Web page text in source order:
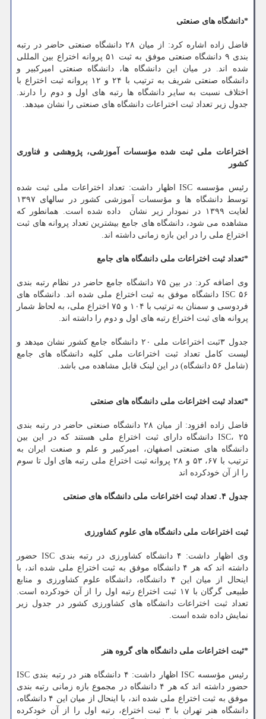
*دانشگاه های صنعتی
فاضل زاده اشاره کرد: از میان ۲۸ دانشگاه صنعتی حاضر در رتبه
بندی ۹ دانشگاه صنعتی موفق به ثبت ۵۱ پروانه اختراع بین المللی
شده اند. در میان این دانشگاه ها، دانشگاه صنعتی امیرکبیر و
دانشگاه صنعتی شریف به ترتیب با ۲۴ و ۱۲ پروانه ثبت اختراع با
اختلاف نسبت به سایر دانشگاه ها رتبه های اول و دوم را دارند.
جدول زیر تعداد ثبت اختراعات دانشگاه های صنعتی را نشان میدهد.
اختراعات ملی ثبت شده مؤسسات آموزشی، پژوهشی و فناوری
کشور
رئیس مؤسسه ISC اظهار داشت: تعداد اختراعات ملی ثبت شده
توسط دانشگاه ها و مؤسسات آموزشی کشور در سالهای ۱۳۹۷
لغایت ۱۳۹۹ در نمودار زیر نشان ‎ داده شده است. همانطور که
مشاهده می شود، دانشگاه های جامع بیشترین تعداد پروانه های ثبت
اختراع ملی را در این بازه زمانی داشته اند.
*تعداد ثبت اختراعات ملی دانشگاه های جامع
وی اضافه کرد: در بین ۷۵ دانشگاه جامع حاضر در نظام رتبه بندی
ISC ۵۶ دانشگاه موفق به ثبت اختراع ملی شده اند. دانشگاه های
فردوسی و سمنان به ترتیب با ۱۰۴ و ۷۵ اختراع ملی، به لحاظ شمار
پروانه های ثبت اختراع رتبه های اول و دوم را داشته اند.
جدول ۳ثبت اختراعات ملی ۲۰ دانشگاه جامع کشور نشان میدهد و
لیست کامل تعداد ثبت اختراعات ملی کلیه دانشگاه های جامع
(شامل ۵۶ دانشگاه) در این لینک قابل مشاهده می باشد.
*تعداد ثبت اختراعات ملی دانشگاه های صنعتی
فاضل زاده افزود: از میان ۲۸ دانشگاه صنعتی حاضر در رتبه بندی
ISC، ۲۵ دانشگاه دارای ثبت اختراع ملی هستند که در این بین
دانشگاه های صنعتی اصفهان، امیرکبیر و علم و صنعت ایران به
ترتیب با ۶۷، ۵۳ و ۲۸ پروانه ثبت اختراع ملی رتبه های اول تا سوم
را از آن خودکرده اند
جدول ۴. تعداد ثبت اختراعات ملی دانشگاه های صنعتی
ثبت اختراعات ملی دانشگاه های علوم کشاورزی
وی اظهار داشت: ۴ دانشگاه کشاورزی در رتبه بندی ISC حضور
داشته اند که هر ۴ دانشگاه موفق به ثبت اختراع ملی شده اند، با
اینحال از میان این ۴ دانشگاه، دانشگاه علوم کشاورزی و منابع
طبیعی گرگان با ۱۷ ثبت اختراع رتبه اول را از آن خودکرده است.
تعداد ثبت اختراعات دانشگاه های کشاورزی کشور در جدول زیر
نمایش داده شده است.
*ثبت اختراعات ملی دانشگاه های گروه هنر
رئیس مؤسسه ISC اظهار داشت: ۴ دانشگاه هنر در رتبه بندی ISC
حضور داشته اند که هر ۴ دانشگاه در مجموع بازه زمانی رتبه بندی
موفق به ثبت اختراع ملی شده اند، با اینحال از میان این ۴ دانشگاه،
دانشگاه هنر تهران با ۳ ثبت اختراع، رتبه اول را از آن خودکرده